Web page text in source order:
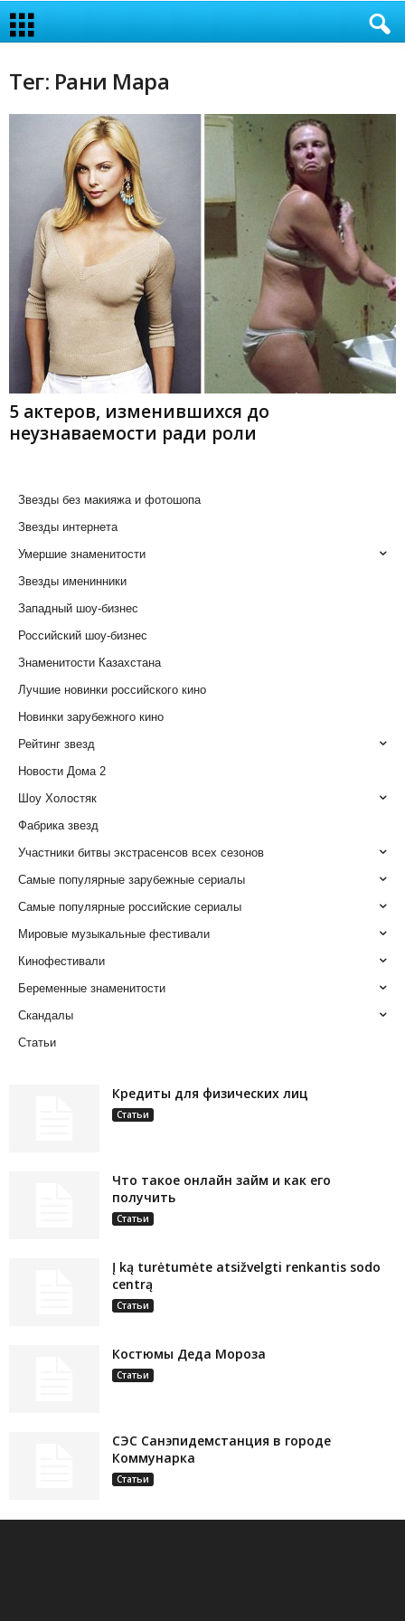
Тег: Рани Мара
5 актеров, изменившихся до
неузнаваемости ради роли
Звезды без макияжа и фотошопа
Звезды интернета
Умершие знаменитости
Звезды именинники
Западный шоу-бизнес
Российский шоу-бизнес
Знаменитости Казахстана
Лучшие новинки российского кино
Новинки зарубежного кино
Рейтинг звезд
Новости Дома 2
Шоу Холостяк
Фабрика звезд
Участники битвы экстрасенсов всех сезонов
Самые популярные зарубежные сериалы
Самые популярные российские сериалы
Мировые музыкальные фестивали
Кинофестивали
Беременные знаменитости
Скандалы
Статьи
Кредиты для физических лиц
Статьи
Что такое онлайн займ и как его
получить
Статьи
Į ką turėtumėte atsižvelgti renkantis sodo
centrą
Статьи
Костюмы Деда Мороза
Статьи
СЭС Санэпидемстанция в городе
Коммунарка
Статьи